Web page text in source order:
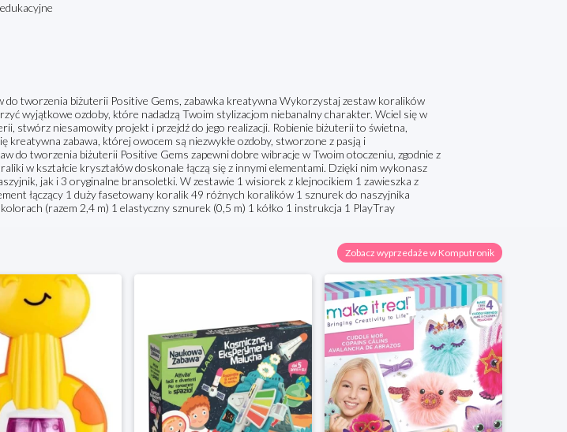
do tworzenia biżuterii Positive Gems, zabawka kreatywna Wykorzystaj zestaw koralików
wyjątkowe ozdoby, które nadadzą Twoim stylizacjom niebanalny charakter. Wciel się w
stwórz niesamowity projekt i przejdź do jego realizacji. Robienie biżuterii to świetna,
kreatywna zabawa, której owocem są niezwykłe ozdoby, stworzone z pasją i
do tworzenia biżuterii Positive Gems zapewni dobre wibracje w Twoim otoczeniu, zgodnie z
w kształcie kryształów doskonale łączą się z innymi elementami. Dzięki nim wykonasz
jak i 3 oryginalne bransoletki. W zestawie 1 wisiorek z klejnocikiem 1 zawieszka z
łączący 1 duży fasetowany koralik 49 różnych koralików 1 sznurek do naszyjnika
(razem 2,4 m) 1 elastyczny sznurek (0,5 m) 1 kółko 1 instrukcja 1 PlayTray
Zobacz wyprzedaże w Komputronik